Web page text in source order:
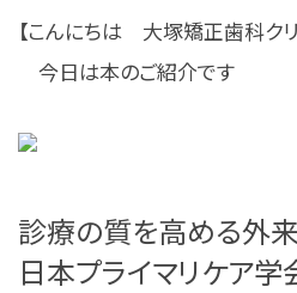
【こんにちは 大塚矯正歯科ク
今日は本のご紹介です
診療の質を高める外
日本プライマリケア